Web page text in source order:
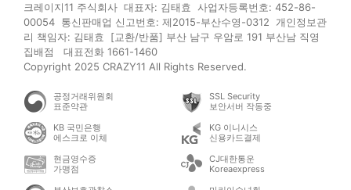
크레이지11 주식회사 대표자: 김태효 사업자등록번호: 452-86-
00054 통신판매업 신고번호: 제2015-부산수영-0312 개인정보관
리 책임자: 김태효 [교환/반품] 부산 남구 우암로 191 부산남 직영
집배점 대표전화 1661-1460
Copyright 2025 CRAZY11 All Rights Reserved.
공정거래위원회
표준약관
SSL Security
보안서버 작동중
KB 국민은행
에스크로 이체
KG 이니시스
신용카드결제
현금영수증
가맹점
CJ대한통운
Koreaexpress